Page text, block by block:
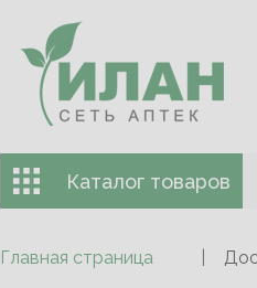
Каталог товаров
Главная страница